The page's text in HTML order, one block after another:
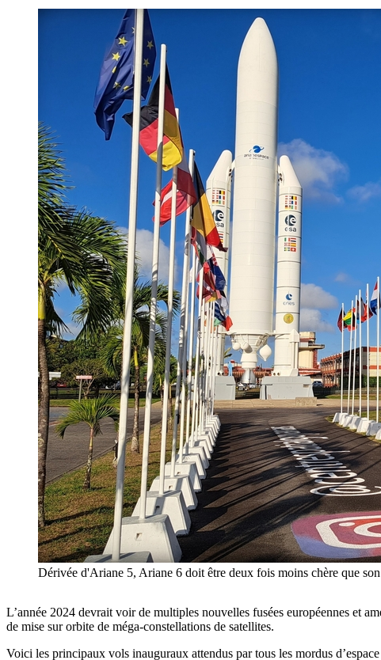
Dérivée d'Ariane 5, Ariane 6 doit être deux fois moins chère que
L’année 2024 devrait voir de multiples nouvelles fusées européennes et
de mise sur orbite de méga-constellations de satellites.
Voici les principaux vols inauguraux attendus par tous les mordus